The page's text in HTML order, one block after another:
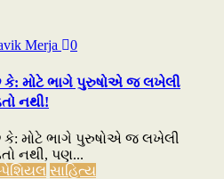
Merja 0
મોટે ભાગે પુરુષોએ જ લખેલી
નથી!
મોટે ભાગે પુરુષોએ જ લખેલી
નથી, પણ...
સાહિત્ય